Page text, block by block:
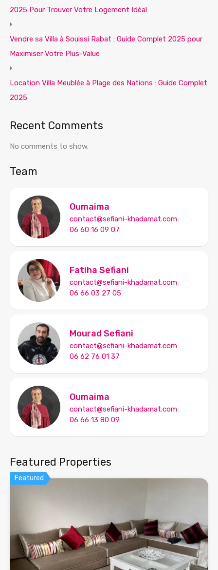
2025 Pour Trouver Votre Logement Idéal
Vendre sa Villa à Souissi Rabat : Guide Complet 2025 pour
Maximiser Votre Plus-Value
Location Villa Meublée à Plage des Nations : Guide Complet
2025
Recent Comments
No comments to show.
Team
Oumaima
contact@sefiani-khadamat.com
06 60 16 09 07
Fatiha Sefiani
contact@sefiani-khadamat.com
06 66 03 27 05
Mourad Sefiani
contact@sefiani-khadamat.com
06 62 76 01 37
Oumaima
contact@sefiani-khadamat.com
06 66 13 80 09
Featured Properties
Featured